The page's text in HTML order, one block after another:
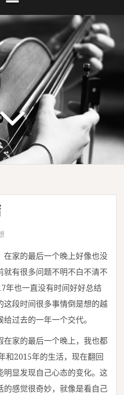
家的最后一个晚上好像也没
有很多问题不明不白不清不
年也一直没有时间好好总结
这段时间很多事情倒是想的越
过去的一年一个交代。
家的最后一个晚上，我也都
和2015年的生活，现在翻回
显发现自己心态的变化。这
的感觉很奇妙，就像是看自己